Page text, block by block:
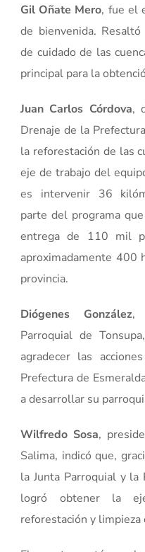
Gil Oñate Mero, fue el
de bienvenida.
de cuidado de las
principal para la
Juan Carlos Córdova,
Drenaje de la
la reforestación de las
eje de trabajo del
es intervenir 36
parte del programa
entrega de 110 mil
aproximadamente 400
provincia.
Diógenes González,
Parroquial de
agradecer las
Prefectura de
a desarrollar su
Wilfredo Sosa,
Salima, indicó que,
la Junta Parroquial y la
logró obtener la
reforestación y limpieza